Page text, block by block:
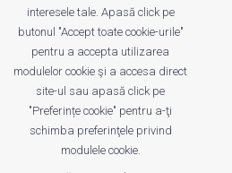
profitshare.ro
profitshare.bg
© 2026Conversion
CUI:
Reg.Com.:
Operator of personal
interesele tale. Apasă click pe
butonul "Accept toate cookie-urile"
pentru a accepta utilizarea
modulelor cookie şi a accesa direct
site-ul sau apasă click pe
"Preferințe cookie" pentru a-ţi
schimba preferinţele privind
modulele cookie.